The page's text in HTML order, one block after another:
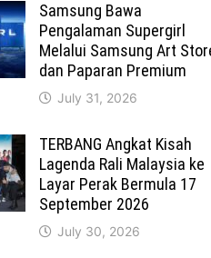
Samsung Bawa
Pengalaman Supergirl
Melalui Samsung Art
dan Paparan Premium
July 31, 2026
TERBANG Angkat Kisah
Lagenda Rali Malaysia ke
Layar Perak Bermula 17
September 2026
July 30, 2026